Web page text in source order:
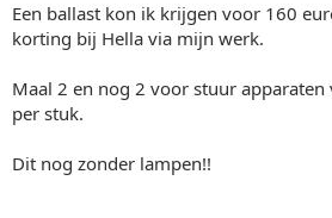
Een ballast kon ik krijgen voor 160
korting bij Hella via mijn werk.
Maal 2 en nog 2 voor stuur
per stuk.
Dit nog zonder lampen!!